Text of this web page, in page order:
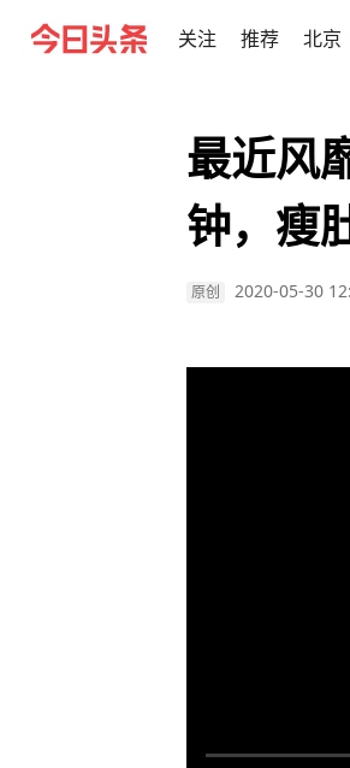
关注 推荐 北京
最近风
钟，瘦
原创 2020-05-30